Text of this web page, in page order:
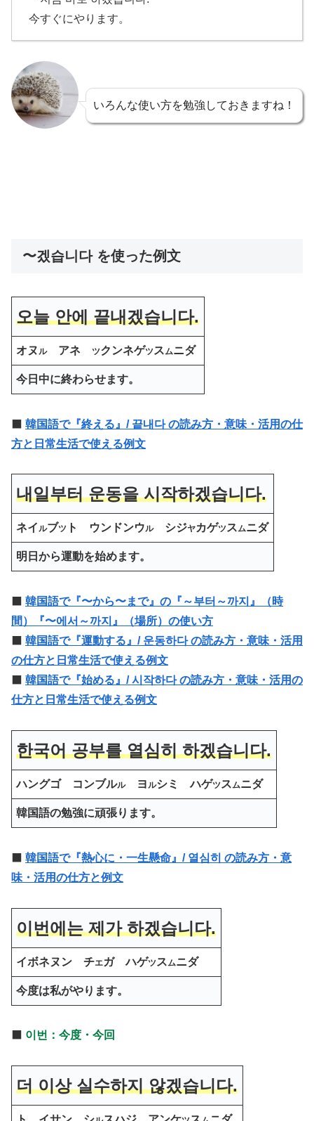
今すぐにやります。
いろんな使い方を勉強しておきますね！
〜겠습니다 を使った例文
오늘 안에 끝내겠습니다.
オヌ ルアネツクンネゲツス ムニダ
今日中に終わらせます。
韓国語で『終える』/ 끝내다 の読み方・意味・活用の仕
方と日常生活で使える例文
내일부터 운동을 시작하겠습니다.
ネイルブツ ト ウンドンウルシジヤカゲツスムニダ
明日から運動を始めます。
韓国語で『〜から〜まで』の『～부터～까지』（時
間）『〜에서～까지』（場所）の使い方
韓国語で『運動する』/ 운동하다 の読み方・意味・活用
の仕方と日常生活で使える例文
韓国語で『始める』/ 시작하다 の読み方・意味・活用の
仕方と日常生活で使える例文
한국어 공부를 열심히 하겠습니다.
ハングゴ コンブルルヨルシミ ハゲツスムニダ
韓国語の勉強に頑張ります。
韓国語で『熱心に・一生懸命』/ 열심히 の読み方・意
味・活用の仕方と例文
이번에는 제가 하겠습니다.
イボネヌン チエガ ハゲツス ムニダ
今度は私がやります。
이번：今度・今回
더 이상 실수하지 않겠습니다.